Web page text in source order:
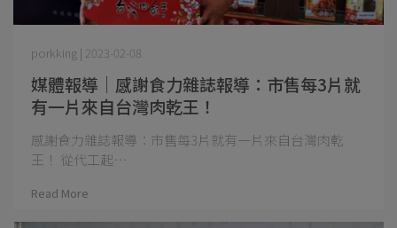
媒體報導｜感謝食力雜誌報導：市售每3片就
有一片來自台灣肉乾王！
porkking | 2023-02-08
感謝食力雜誌報導：市售每3片就有一片來自台灣肉乾
王！ 從代工起⋯
Read More